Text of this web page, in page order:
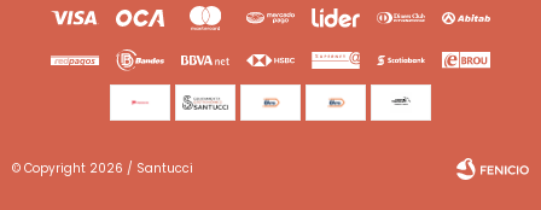
© Copyright 2026 / Santucci